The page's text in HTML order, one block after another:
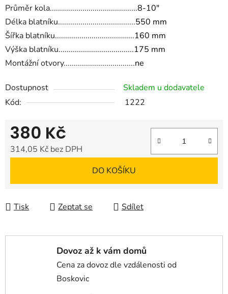
Průměr kola...........................................8-10"
Délka blatníku......................................550 mm
Šířka blatníku.......................................160 mm
Výška blatníku.....................................175 mm
Montážní otvory...................................ne
Dostupnost
Skladem u dodavatele
Kód:
1222
380 Kč
314,05 Kč bez DPH
DO KOŠÍKU
Tisk Zeptat se Sdílet
Dovoz až k vám domů
Cena za dovoz dle vzdálenosti od
Boskovic